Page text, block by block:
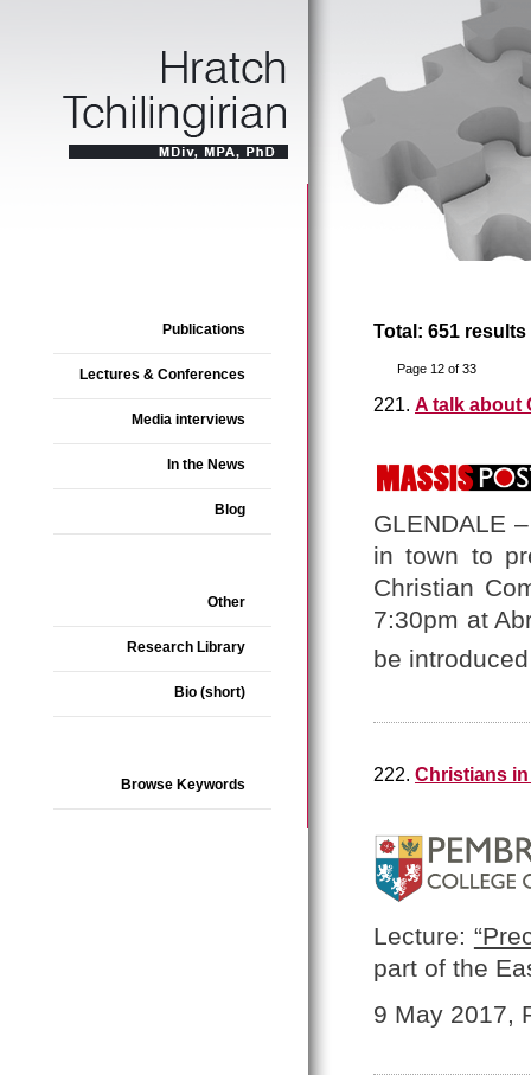
Publications
Lectures & Conferences
Media interviews
In the News
Blog
Other
Research Library
Bio (short)
Browse Keywords
Total: 651
Page 12 of 33
221. A talk about
GLENDALE
in town to
Christian
7:30pm at
be
222. Christians
Lecture:
part of the
9 May 2017,